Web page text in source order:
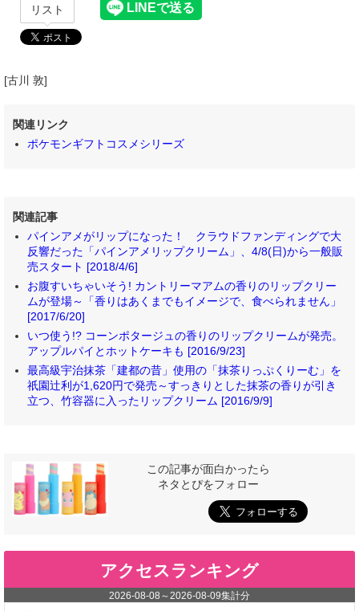
リスト
[古川 敦]
関連リンク
ポケモンギフトコスメシリーズ
関連記事
パインアメがリップになった！ クラウドファンディングで大
反響だった「パインアメリップクリーム」、4/8(日)から一般販
売スタート [2018/4/6]
お腹すいちゃいそう! カントリーマアムの香りのリップクリー
ムが登場～「香りはあくまでもイメージで、食べられません」
[2017/6/20]
いつ使う!? コーンポタージュの香りのリップクリームが発売。
アップルパイとホットケーキも [2016/9/23]
最高級宇治抹茶「建都の昔」使用の「抹茶りっぷくりーむ」を
祇園辻利が1,620円で発売～すっきりとした抹茶の香りが引き
立つ、竹容器に入ったリップクリーム [2016/9/9]
この記事が面白かったら
ネタとぴをフォロー
アクセスランキング
2026-08-08 ～2026-08-09集計分